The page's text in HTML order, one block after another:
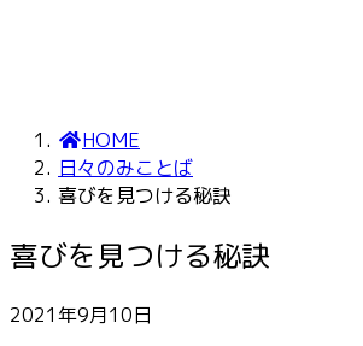
HOME
日々のみことば
喜びを見つける秘訣
喜びを見つける秘訣
2021年9月10日